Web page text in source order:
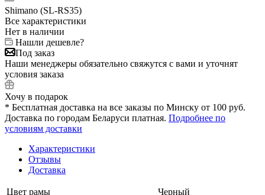
Shimano (SL-RS35)
Все характеристики
Нет в наличии
Нашли дешевле?
Под заказ
Наши менеджеры обязательно свяжутся с вами и уточнят
условия заказа
Хочу в подарок
* Бесплатная доставка на все заказы по Минску от 100 руб.
Доставка по городам Беларуси платная. Подробнее по
условиям доставки
Характеристики
Отзывы
Доставка
Цвет рамы
Черный